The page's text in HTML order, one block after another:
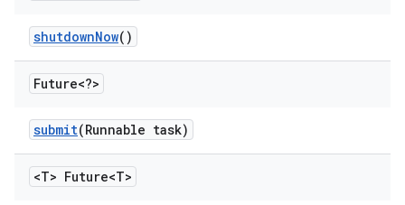
shutdownNow()
Future<?>
submit(Runnable task)
<T> Future<T>